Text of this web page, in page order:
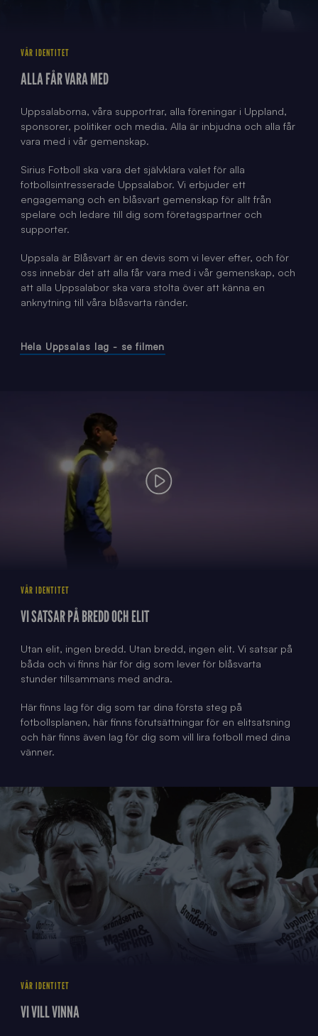
VÅR IDENTITET
ALLA FÅR VARA MED
Uppsalaborna, våra supportrar, alla föreningar i Uppland,
sponsorer, politiker och media. Alla är inbjudna och alla får
vara med i vår gemenskap.
Sirius Fotboll ska vara det självklara valet för alla
fotbollsintresserade Uppsalabor. Vi erbjuder ett
engagemang och en blåsvart gemenskap för allt från
spelare och ledare till dig som företagspartner och
supporter.
Uppsala är Blåsvart är en devis som vi lever efter, och för
oss innebär det att alla får vara med i vår gemenskap, och
att alla Uppsalabor ska vara stolta över att känna en
anknytning till våra blåsvarta ränder.
Hela Uppsalas lag - se filmen
VÅR IDENTITET
VI SATSAR PÅ BREDD OCH ELIT
Utan elit, ingen bredd. Utan bredd, ingen elit. Vi satsar på
båda och vi finns här för dig som lever för blåsvarta
stunder tillsammans med andra.
Här finns lag för dig som tar dina första steg på
fotbollsplanen, här finns förutsättningar för en elitsatsning
och här finns även lag för dig som vill lira fotboll med dina
vänner.
VÅR IDENTITET
VI VILL VINNA